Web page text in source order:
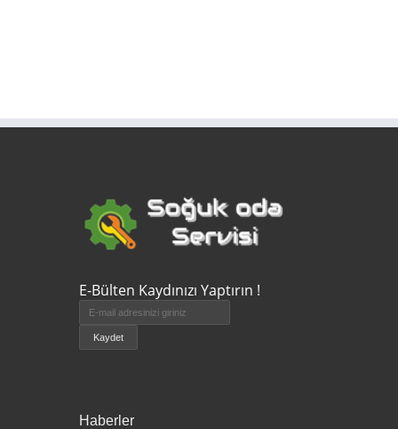
E-Bülten Kaydınızı Yaptırın !
Haberler